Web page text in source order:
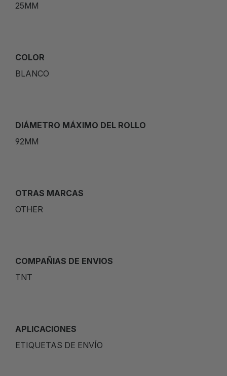
25MM
COLOR
BLANCO
DIÁMETRO MÁXIMO DEL ROLLO
92MM
OTRAS MARCAS
OTHER
COMPAÑIAS DE ENVIOS
TNT
APLICACIONES
ETIQUETAS DE ENVÍO